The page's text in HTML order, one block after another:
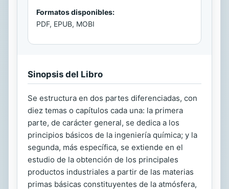
Formatos disponibles:
PDF, EPUB, MOBI
Sinopsis del Libro
Se estructura en dos partes diferenciadas, con
diez temas o capítulos cada una: la primera
parte, de carácter general, se dedica a los
principios básicos de la ingeniería química; y la
segunda, más específica, se extiende en el
estudio de la obtención de los principales
productos industriales a partir de las materias
primas básicas constituyentes de la atmósfera,